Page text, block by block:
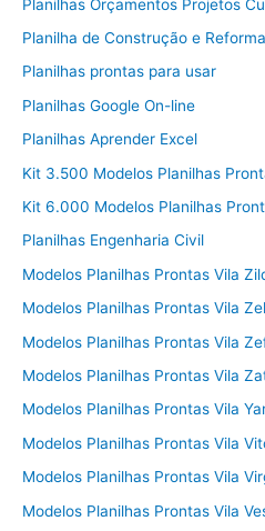
Planilhas Orçamentos Projetos
Planilha de Construção e
Planilhas prontas para usar
Planilhas Google On-line
Planilhas Aprender Excel
Kit 3.500 Modelos Planilhas
Kit 6.000 Modelos Planilhas
Planilhas Engenharia Civil
Modelos Planilhas Prontas Vila
Modelos Planilhas Prontas Vila
Modelos Planilhas Prontas Vila
Modelos Planilhas Prontas Vila
Modelos Planilhas Prontas Vila
Modelos Planilhas Prontas Vila
Modelos Planilhas Prontas Vila
Modelos Planilhas Prontas Vila